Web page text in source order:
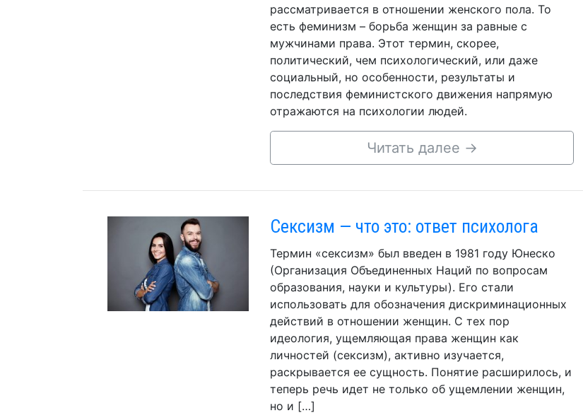
рассматривается в отношении женского пола. То
есть феминизм – борьба женщин за равные с
мужчинами права. Этот термин, скорее,
политический, чем психологический, или даже
социальный, но особенности, результаты и
последствия феминистского движения напрямую
отражаются на психологии людей.
Читать далее →
Сексизм — что это: ответ психолога
Термин «сексизм» был введен в 1981 году Юнеско
(Организация Объединенных Наций по вопросам
образования, науки и культуры). Его стали
использовать для обозначения дискриминационных
действий в отношении женщин. С тех пор
идеология, ущемляющая права женщин как
личностей (сексизм), активно изучается,
раскрывается ее сущность. Понятие расширилось, и
теперь речь идет не только об ущемлении женщин,
но и […]